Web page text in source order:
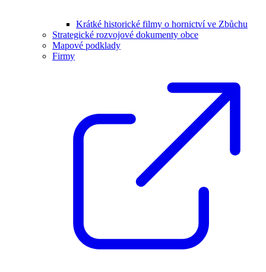
Krátké historické filmy o hornictví ve Zbůchu
Strategické rozvojové dokumenty obce
Mapové podklady
Firmy